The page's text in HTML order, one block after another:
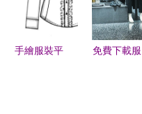
手繪服裝平
免費下載服